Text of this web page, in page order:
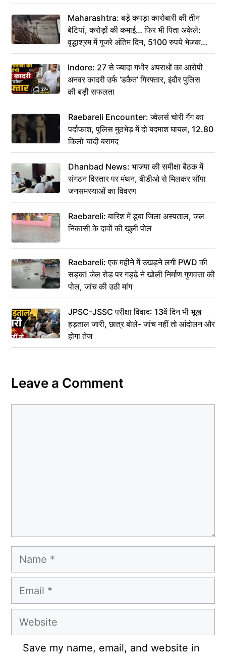
Maharashtra: बड़े कपड़ा कारोबारी की तीन
बेटियां, करोड़ों की कमाई… फिर भी पिता अकेले:
वृद्धाश्रम में गुजरे अंतिम दिन, 5100 रुपये भेजकर
कहा– अंतिम संस्कार कर दीजिए हम नहीं आ पाएंगे
Indore: 27 से ज्यादा गंभीर अपराधों का आरोपी
अनवर कादरी उर्फ ‘डकैत’ गिरफ्तार, इंदौर पुलिस
की बड़ी सफलता
Raebareli Encounter: ज्वेलर्स चोरी गैंग का
पर्दाफाश, पुलिस मुठभेड़ में दो बदमाश घायल, 12.80
किलो चांदी बरामद
Dhanbad News: भाजपा की समीक्षा बैठक में
संगठन विस्तार पर मंथन, बीडीओ से मिलकर सौंपा
जनसमस्याओं का विवरण
Raebareli: बारिश में डूबा जिला अस्पताल, जल
निकासी के दावों की खुली पोल
Raebareli: एक महीने में उखड़ने लगी PWD की
सड़क! जेल रोड पर गड्ढे ने खोली निर्माण गुणवत्ता की
पोल, जांच की उठी मांग
JPSC-JSSC परीक्षा विवाद: 13वें दिन भी भूख
हड़ताल जारी, छात्र बोले- जांच नहीं तो आंदोलन और
होगा तेज
Leave a Comment
Name
Email
Website
Save my name, email, and website in